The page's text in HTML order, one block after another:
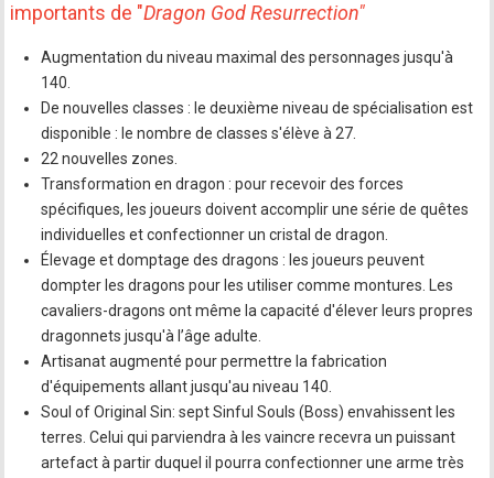
importants de "Dragon God Resurrection"
Augmentation du niveau maximal des personnages jusqu'à
140.
De nouvelles classes : le deuxième niveau de spécialisation est
disponible : le nombre de classes s'élève à 27.
22 nouvelles zones.
Transformation en dragon : pour recevoir des forces
spécifiques, les joueurs doivent accomplir une série de quêtes
individuelles et confectionner un cristal de dragon.
Élevage et domptage des dragons : les joueurs peuvent
dompter les dragons pour les utiliser comme montures. Les
cavaliers-dragons ont même la capacité d'élever leurs propres
dragonnets jusqu'à l’âge adulte.
Artisanat augmenté pour permettre la fabrication
d'équipements allant jusqu'au niveau 140.
Soul of Original Sin: sept Sinful Souls (Boss) envahissent les
terres. Celui qui parviendra à les vaincre recevra un puissant
artefact à partir duquel il pourra confectionner une arme très